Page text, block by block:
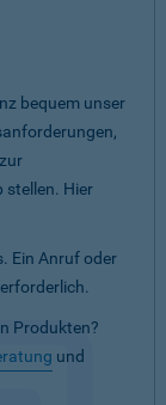
bequem unser
stellen. Hier
Ein Anruf oder
Produkten?
und